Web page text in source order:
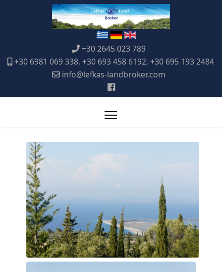
+30 2645 023 789
+30 6981 069 338, +30 693 458 6192, +30 695 193 2484
info@lefkas-landbroker.com